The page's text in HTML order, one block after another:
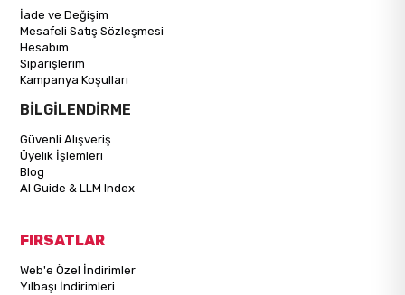
İade ve Değişim
Mesafeli Satış Sözleşmesi
Hesabım
Siparişlerim
Kampanya Koşulları
BİLGİLENDİRME
Güvenli Alışveriş
Üyelik İşlemleri
Blog
AI Guide & LLM Index
FIRSATLAR
Web'e Özel İndirimler
Yılbaşı İndirimleri